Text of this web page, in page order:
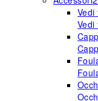
Vedi
Vedi